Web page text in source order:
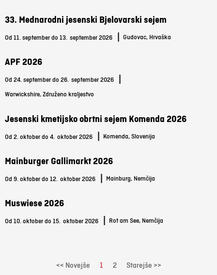
33. Mednarodni jesenski Bjelovarski sejem
Od 11. september do 13. september 2026 Gudovac, Hrvaška
APF 2026
Od 24. september do 26. september 2026
Warwickshire, Združeno kraljestvo
Jesenski kmetijsko obrtni sejem Komenda 2026
Od 2. oktober do 4. oktober 2026 Komenda, Slovenija
Mainburger Gallimarkt 2026
Od 9. oktober do 12. oktober 2026 Mainburg, Nemčija
Muswiese 2026
Od 10. oktober do 15. oktober 2026 Rot am See, Nemčija
<< Novejše 1 2 Starejše >>